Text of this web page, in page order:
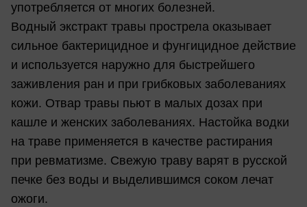
употребляется от многих болезней.
Водный экстракт травы прострела оказывает
сильное бактерицидное и фунгицидное действие
и используется наружно для быстрейшего
заживления ран и при грибковых заболеваниях
кожи. Отвар травы пьют в малых дозах при
кашле и женских заболеваниях. Настойка водки
на траве применяется в качестве растирания
при ревматизме. Свежую траву варят в русской
печке без воды и выделившимся соком лечат
ожоги.